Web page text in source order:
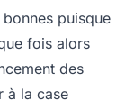
puisque
fois alors
des
à la case